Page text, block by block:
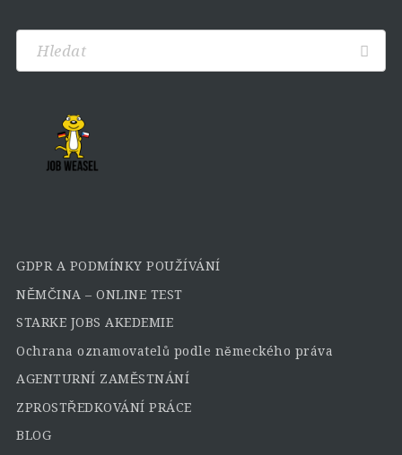
GDPR A PODMÍNKY POUŽÍVÁNÍ
NĚMČINA – ONLINE TEST
STARKE JOBS AKEDEMIE
Ochrana oznamovatelů podle německého práva
AGENTURNÍ ZAMĚSTNÁNÍ
ZPROSTŘEDKOVÁNÍ PRÁCE
BLOG